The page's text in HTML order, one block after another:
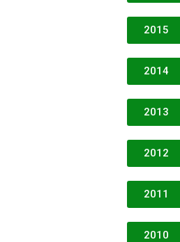
2015
2014
2013
2012
2011
2010